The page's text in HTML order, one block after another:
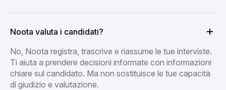
Noota valuta i candidati?
No, Noota registra, trascrive e riassume le tue interviste.
Ti aiuta a prendere decisioni informate con informazioni
chiare sul candidato. Ma non sostituisce le tue capacità
di giudizio e valutazione.